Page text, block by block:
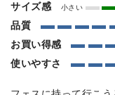
サイズ感 小さい
品質
お買い得感
使いやすさ